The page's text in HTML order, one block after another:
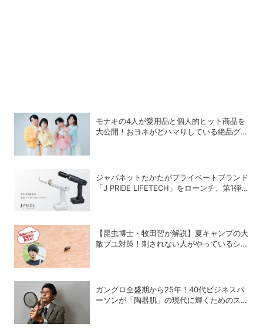
モナキの4人が愛用品と個人的ヒット商品を
大公開！おヨネがどハマりしている絶品グル
ジャパネットたかたがプライベートブランド
「J PRIDE LIFETECH」をローンチ、第1弾
【昆虫博士・牧田習が解説】夏キャンプの大
敵ブユ対策！刺されない人がやっているシン
ガングロ全盛期から25年！40代ビジネスパ
ーソンが「陶器肌」の現代に輝くためのスキ